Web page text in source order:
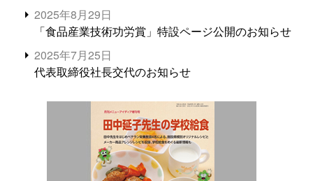
2025年8月29日
「食品産業技術功労賞」特設ページ公開のお知らせ
2025年7月25日
代表取締役社長交代のお知らせ